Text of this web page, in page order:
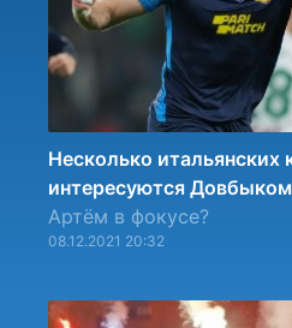
Несколько итальянских
интересуются Довбыком
Артём в фокусе?
08.12.2021 20:32